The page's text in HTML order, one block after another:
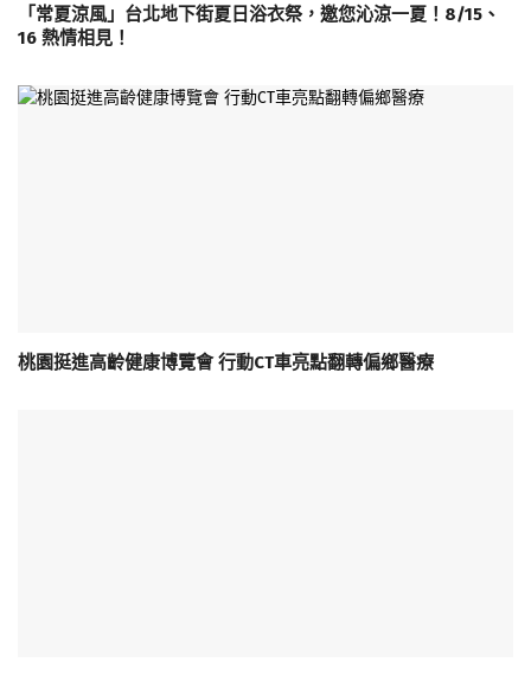
「常夏涼風」台北地下街夏日浴衣祭，邀您沁涼一夏！8/15、
16 熱情相見！
桃園挺進高齡健康博覽會 行動CT車亮點翻轉偏鄉醫療